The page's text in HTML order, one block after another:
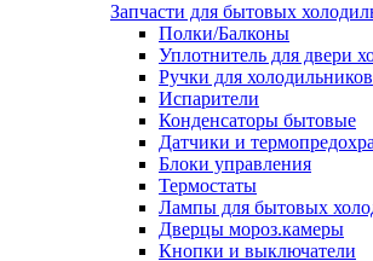
Запчасти для бытовых
Полки/Балконы
Уплотнитель для двери
Ручки для холодильников
Испарители
Конденсаторы бытовые
Датчики и
Блоки управления
Термостаты
Лампы для бытовых
Дверцы мороз.камеры
Кнопки и выключатели